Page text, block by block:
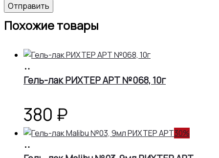
Похожие товары
корзину
Гель-лак РИХТЕР АРТ №068, 10г
380 ₽
30%
корзину